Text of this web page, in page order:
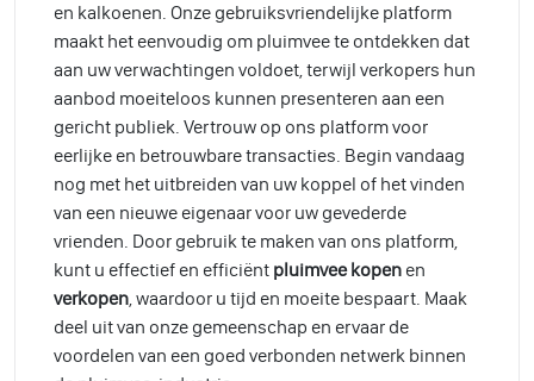
en kalkoenen. Onze gebruiksvriendelijke platform
maakt het eenvoudig om pluimvee te ontdekken dat
aan uw verwachtingen voldoet, terwijl verkopers hun
aanbod moeiteloos kunnen presenteren aan een
gericht publiek. Vertrouw op ons platform voor
eerlijke en betrouwbare transacties. Begin vandaag
nog met het uitbreiden van uw koppel of het vinden
van een nieuwe eigenaar voor uw gevederde
vrienden. Door gebruik te maken van ons platform,
kunt u effectief en efficiënt pluimvee kopen en
verkopen, waardoor u tijd en moeite bespaart. Maak
deel uit van onze gemeenschap en ervaar de
voordelen van een goed verbonden netwerk binnen